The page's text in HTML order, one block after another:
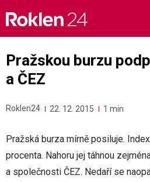
content
Pražskou burzu
a ČEZ
Roklen24 22. 12. 2015 1 min
Pražská burza mírně posiluje.
procenta. Nahoru jej táhnou
a společnosti ČEZ. Nedaří se